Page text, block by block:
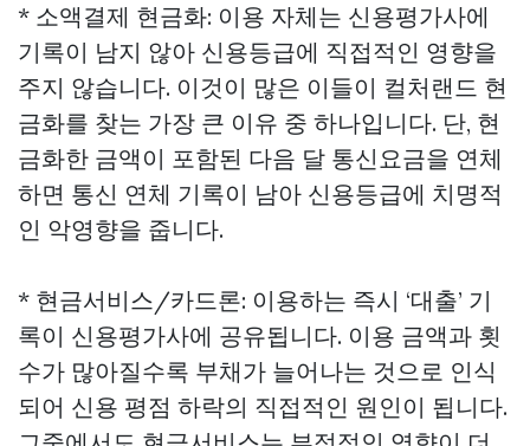
* 소액결제 현금화: 이용 자체는 신용평가사에
기록이 남지 않아 신용등급에 직접적인 영향을
주지 않습니다. 이것이 많은 이들이 컬처랜드 현
금화를 찾는 가장 큰 이유 중 하나입니다. 단, 현
금화한 금액이 포함된 다음 달 통신요금을 연체
하면 통신 연체 기록이 남아 신용등급에 치명적
인 악영향을 줍니다.
* 현금서비스/카드론: 이용하는 즉시 ‘대출’ 기
록이 신용평가사에 공유됩니다. 이용 금액과 횟
수가 많아질수록 부채가 늘어나는 것으로 인식
되어 신용 평점 하락의 직접적인 원인이 됩니다.